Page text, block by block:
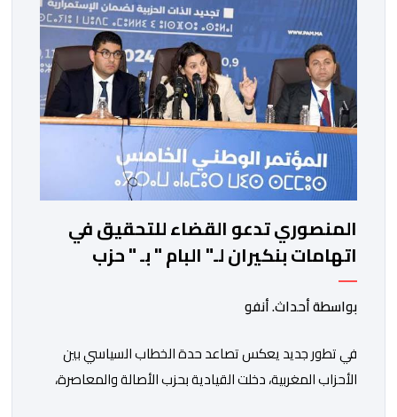
المغربية وجمهورية كوت ديفوار، بحكم […]
المنصوري تدعو القضاء للتحقيق في
اتهامات بنكيران لـ" البام " بـ " حزب
المخدرات "
بواسطة أحداث. أنفو
في تطور جديد يعكس تصاعد حدة الخطاب السياسي بين
الأحزاب المغربية، دخلت القيادية بحزب الأصالة والمعاصرة،